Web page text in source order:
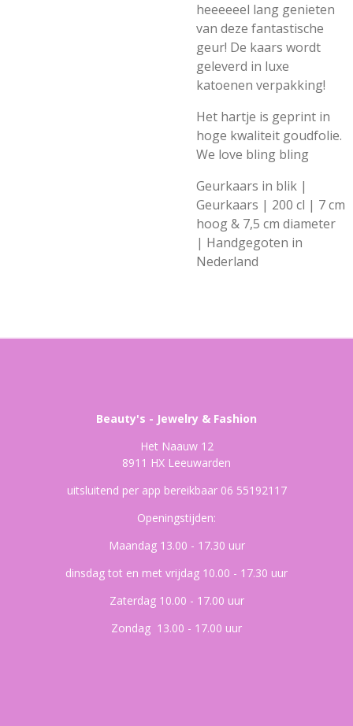
heeeeeel lang genieten
van deze fantastische
geur! De kaars wordt
geleverd in luxe
katoenen verpakking!
Het hartje is geprint in
hoge kwaliteit goudfolie.
We love bling bling
Geurkaars in blik |
Geurkaars | 200 cl | 7 cm
hoog & 7,5 cm diameter
| Handgegoten in
Nederland
Beauty's - Jewelry & Fashion
Het Naauw 12
8911 HX Leeuwarden
uitsluitend per app bereikbaar 06 55192117
Openingstijden:
Maandag 13.00 - 17.30 uur
dinsdag tot en met vrijdag 10.00 - 17.30 uur
Zaterdag 10.00 - 17.00 uur
Zondag 13.00 - 17.00 uur